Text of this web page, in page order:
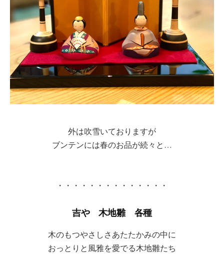
外は吹雪いておりますが
ブンテンには春のお品が続々と…
・・・・・・・・・・・・・・
吉や 木地雛 各種
木のもつやさしさあたたかみの中に
おっとりと風雅を愛でる木地雛たち